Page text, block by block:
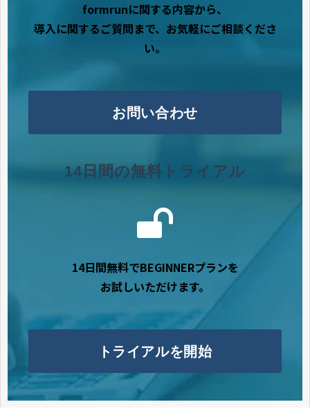
formrunに関する内容から、
導入に関するご質問まで、お気軽にご相談くださ
い。
お問い合わせ
14日間の無料トライアル
14日間無料でBEGINNERプランを
お試しいただけます。
トライアルを開始